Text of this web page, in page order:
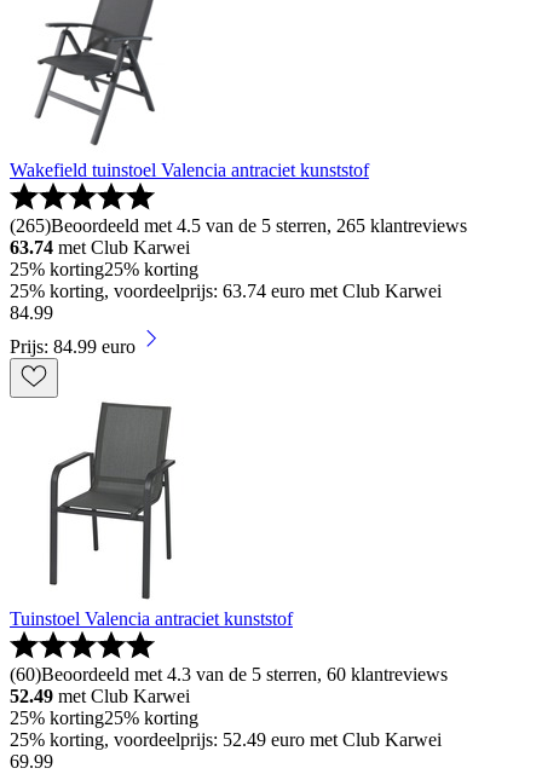
Wakefield tuinstoel Valencia antraciet kunststof
(265)Beoordeeld met 4.5 van de 5 sterren, 265 klantreviews
63.74 met Club Karwei
25% korting25% korting
25% korting, voordeelprijs: 63.74 euro met Club Karwei
84.99
Prijs: 84.99 euro
Tuinstoel Valencia antraciet kunststof
(60)Beoordeeld met 4.3 van de 5 sterren, 60 klantreviews
52.49 met Club Karwei
25% korting25% korting
25% korting, voordeelprijs: 52.49 euro met Club Karwei
69.99